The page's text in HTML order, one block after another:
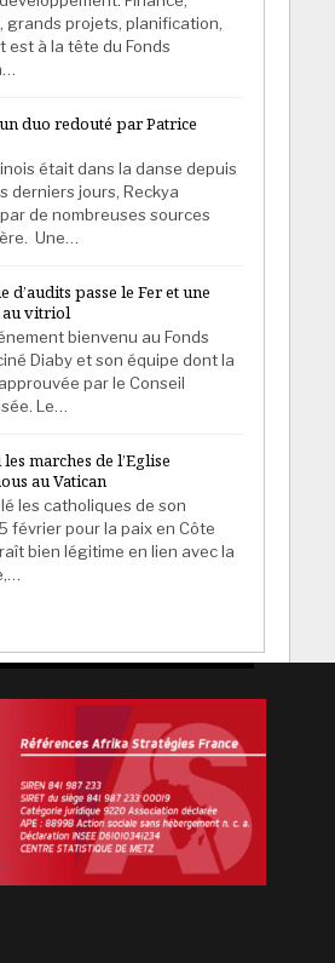
grands projets, planification,
est à la tête du Fonds
duo redouté par Patrice
était dans la danse depuis
derniers jours, Reckya
de nombreuses sources
Une…
d’audits passe le Fer et une
au vitriol
bienvenu au Fonds
Diaby et son équipe dont la
par le Conseil
Le…
marches de l’Eglise
au Vatican
les catholiques de son
février pour la paix en Côte
bien légitime en lien avec la